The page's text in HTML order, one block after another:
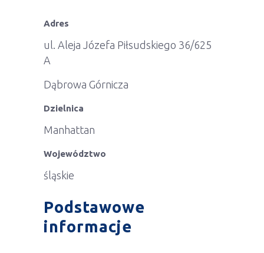
Adres
ul. Aleja Józefa Piłsudskiego 36/625
A
Dąbrowa Górnicza
Dzielnica
Manhattan
Województwo
śląskie
Podstawowe
informacje